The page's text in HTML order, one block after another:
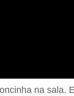
na sala.